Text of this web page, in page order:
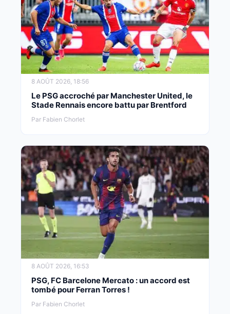
8 AOÛT 2026, 18:56
Le PSG accroché par Manchester United, le
Stade Rennais encore battu par Brentford
Par Fabien Chorlet
8 AOÛT 2026, 16:53
PSG, FC Barcelone Mercato : un accord est
tombé pour Ferran Torres !
Par Fabien Chorlet